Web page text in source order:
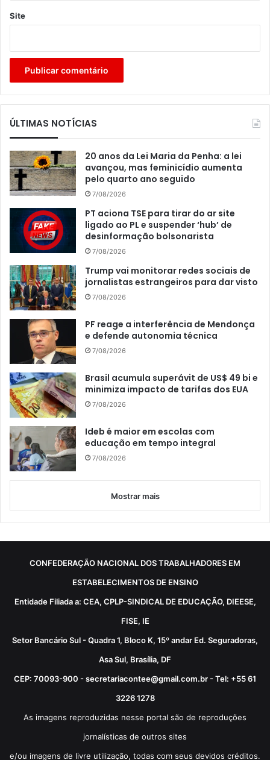
Site
ÚLTIMAS NOTÍCIAS
20 anos da Lei Maria da Penha: a lei
avançou, mas feminicídio aumenta
pelo quarto ano seguido
7/08/2026
PT aciona TSE para tirar do ar site
ligado ao PL e suspender ‘hub’ de
desinformação bolsonarista
7/08/2026
Trump vai monitorar redes sociais de
jornalistas estrangeiros para dar visto
7/08/2026
PF reage a interferência de Mendonça
e defende autonomia técnica
7/08/2026
Brasil acumula superávit de US$ 49 bi e
minimiza impacto de tarifas dos EUA
7/08/2026
Ideb é maior em escolas com
educação em tempo integral
7/08/2026
Mostrar mais
CONFEDERAÇÃO NACIONAL DOS TRABALHADORES EM
ESTABELECIMENTOS DE ENSINO
Entidade Filiada a: CEA, CPLP-SINDICAL DE EDUCAÇÃO, DIEESE,
FISE, IE
Setor Bancário Sul - Quadra 1, Bloco K, 15º andar Ed. Seguradoras,
Asa Sul, Brasília, DF
CEP: 70093-900 - secretariacontee@gmail.com.br - Tel: +55 61
3226 1278
As imagens reproduzidas nesse portal são de reproduções
jornalísticas de outros sites
e/ou imagens de livre utilização, todas com seus devidos créditos.